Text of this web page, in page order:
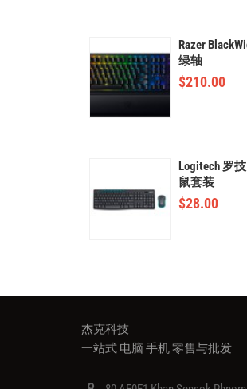
Razer
绿轴
$210.00
Logitech 罗
鼠套装
$28.00
杰克科技
一站式 电脑 手机 零售与批发